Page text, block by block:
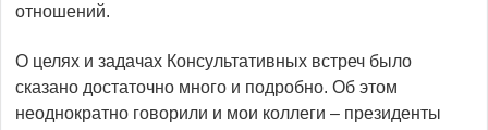
отношений.
О целях и задачах Консультативных встреч было
сказано достаточно много и подробно. Об этом
неоднократно говорили и мои коллеги – президенты